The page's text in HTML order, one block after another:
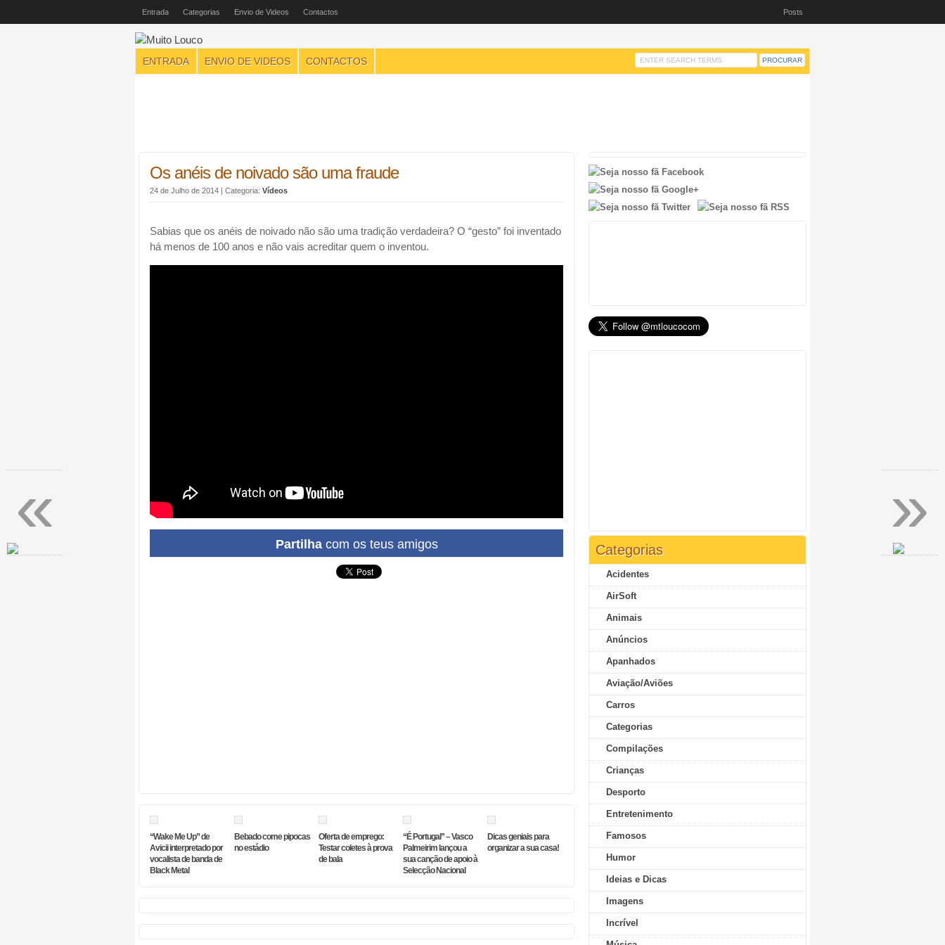
Entrada Categorias Envio de Videos Contactos Posts
ENTRADA ENVIO DE VIDEOS CONTACTOS
Os anéis de noivado são uma fraude
24 de Julho de 2014 | Categoria: Vídeos
Sabias que os anéis de noivado não são uma tradição verdadeira? O “gesto” foi inventado
há menos de 100 anos e não vais acreditar quem o inventou.
Partilhacom os teus amigos
“Wake Me Up” de
Avicii interpretado por
vocalista de banda de
Black Metal
Bebado come pipocas
no estádio
Oferta de emprego:
Testar coletes à prova
de bala
“É Portugal” – Vasco
Palmeirim lançou a
sua canção de apoio à
Selecção Nacional
Dicas geniais para
organizar a sua casa!
Categorias
Acidentes
AirSoft
Animais
Anúncios
Apanhados
Aviação/Aviões
Carros
Categorias
Compilações
Crianças
Desporto
Entretenimento
Famosos
Humor
Ideias e Dicas
Imagens
Incrível
»
«